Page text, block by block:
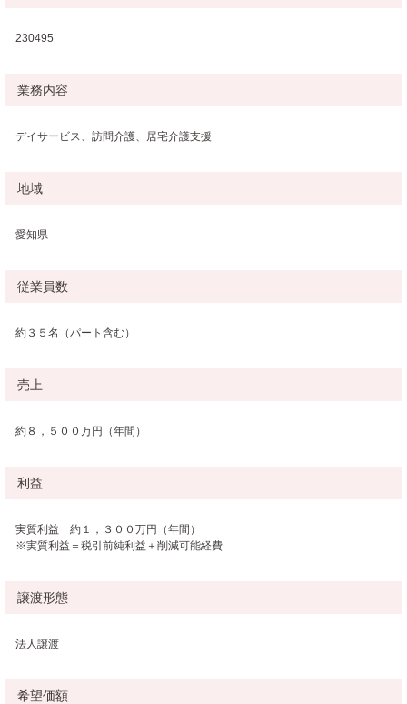
230495
業務内容
デイサービス、訪問介護、居宅介護支援
地域
愛知県
従業員数
約３５名（パート含む）
売上
約８，５００万円（年間）
利益
実質利益 約１，３００万円（年間）
※実質利益＝税引前純利益＋削減可能経費
譲渡形態
法人譲渡
希望価額